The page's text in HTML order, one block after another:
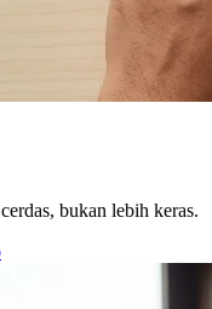
bukan lebih keras.